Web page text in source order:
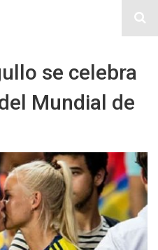
se celebra
Mundial de